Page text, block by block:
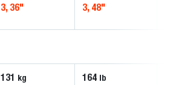
3, 36"
3, 48"
131 kg 164 lb